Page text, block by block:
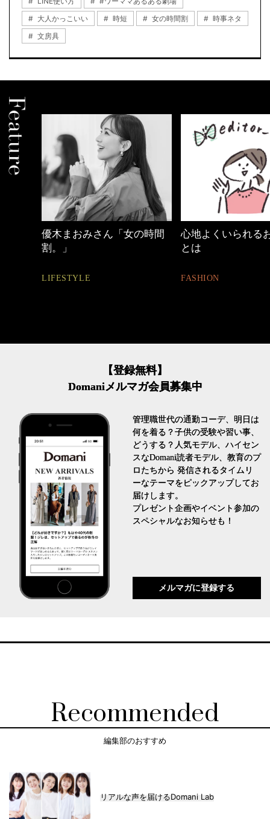
大人かっこいい
時短 女の時間割
時事ネタ
文房具
「女の時間
心地よくいられるおしゃれ
FASHION
【ワーマ
【登録無料】
Domaniメルマガ会員募集中
管理職世代の通勤コーデ、明日は
何を着る？子供の受験や習い事、
どうする？人気モデル、ハイセン
スなDomani読者モデル、教育のプ
ロたちから 発信されるタイムリ
ーなテーマをピックアップしてお
届けします。
プレゼント企画やイベント参加の
スペシャルなお知らせも！
メルマガに登録する
Recommended
編集部のおすすめ
リアルな声を届けるDomani Lab